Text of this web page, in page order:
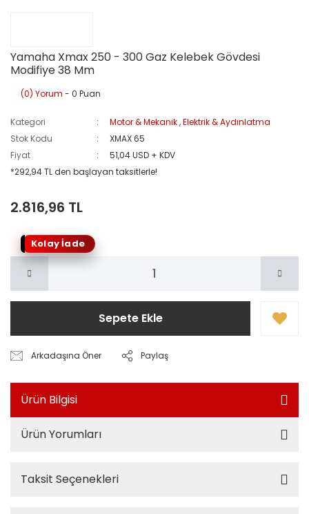
Yamaha Xmax 250 - 300 Gaz Kelebek Gövdesi
Modifiye 38 Mm
(0) Yorum - 0 Puan
Kategori Motor & Mekanik,Elektrik & Aydınlatma
Stok Kodu
XMAX 65
Fiyat
51,04 USD + KDV
*292,94 TL den başlayan taksitlerle!
2.816,96 TL
Kolay İade
Sepete Ekle
Arkadaşına Öner Paylaş
Ürün Bilgisi
Ürün Yorumları
Taksit Seçenekleri